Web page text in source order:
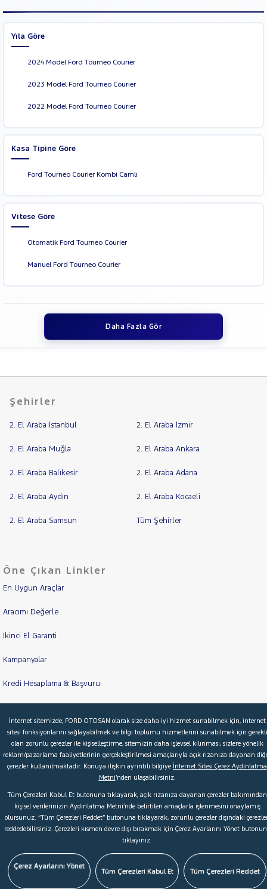
Yıla Göre
2024 Model Ford Tourneo Courier
2023 Model Ford Tourneo Courier
2022 Model Ford Tourneo Courier
Kasa Tipine Göre
Ford Tourneo Courier Kombi Camlı
Vitese Göre
Otomatik Ford Tourneo Courier
Manuel Ford Tourneo Courier
Daha Fazla Gör
Şehirler
2. El Araba İstanbul 2. El Araba İzmir
2. El Araba Muğla 2. El Araba Ankara
2. El Araba Balıkesir 2. El Araba Adana
2. El Araba Aydın 2. El Araba Kocaeli
2. El Araba Samsun Tüm Şehirler
Öne Çıkan Linkler
En Uygun Araçlar
Aracımı Değerle
İkinci El Garanti
Kampanyalar
Kredi Hesaplama & Başvuru
© 2026 Ford Türkiye Ford Kurumsal Hakkımızda
Şartlar & Kişisel Verilerin Korunması S.S.S. Faydalı Bağlantılar
Çerez Tercihleri
İnternet sitemizde, FORD OTOSAN olarak size daha iyi hizmet sunabilmek için, internet
sitesi fonksiyonlarını sağlayabilmek ve bilgi toplumu hizmetlerini sunabilmek için gerekli
olan zorunlu çerezler ile kişiselleştirme, sitemizin daha işlevsel kılınması, sizlere yönelik
reklam/pazarlama faaliyetlerinin gerçekleştirilmesi amaçlarıyla açık rızanıza dayanan
çerezler kullanılmaktadır. Konuya ilişkin ayrıntılı bilgiye İnternet Sitesi Çerez Aydınlatma
Metni’nden ulaşabilirsiniz.
Tüm Çerezleri Kabul Et butonuna tıklayarak, açık rızanıza dayanan çerezler bakımından
kişisel verilerinizin Aydınlatma Metni’nde belirtilen amaçlarla işlenmesini onaylamış
olursunuz. “Tüm Çerezleri Reddet” butonuna tıklayarak, zorunlu çerezler dışındaki
reddedebilirsiniz. Çerezleri kısmen devre dışı bırakmak için Çerez Ayarlarını Yönet
tıklayınız.
Çerez Ayarlarını Yönet
Tüm Çerezleri Kabul Et Tüm Çerezleri Reddet